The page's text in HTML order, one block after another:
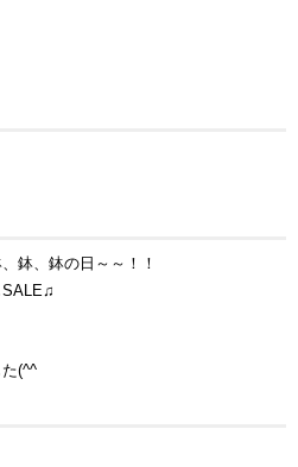
鉢、鉢の日～～！！
SALE♫
(^^ゞ